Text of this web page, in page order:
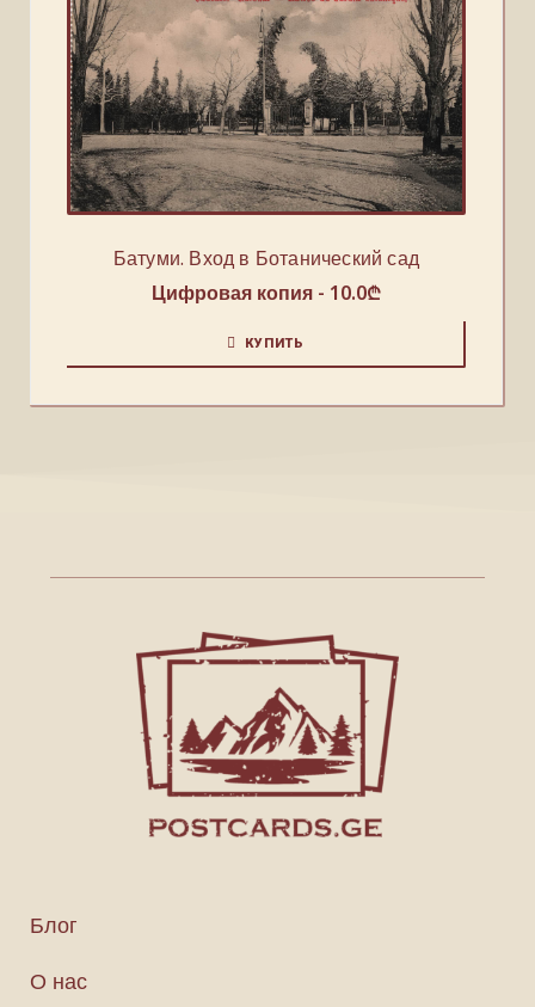
Батуми. Вход в Ботанический сад
Цифровая копия - 10.0₾
КУПИТЬ
Блог
О нас